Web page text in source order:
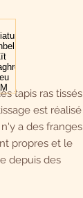
tapis ras tissés
est réalisé
a des franges
propres et le
depuis des